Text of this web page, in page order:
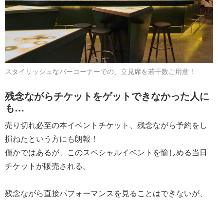
スタイリッシュなバーコーナーでの、立見席を若干数ご用意！
残念ながらチケットをゲットできなかった人に
も…
売り切れ必至の本イベントチケット、残念ながら予約をし
損ねたという方にも朗報！
僅かではあるが、このスペシャルイベントを愉しめる当日
チケットが販売される。
残念ながら直接パフォーマンスを見ることはできないが、